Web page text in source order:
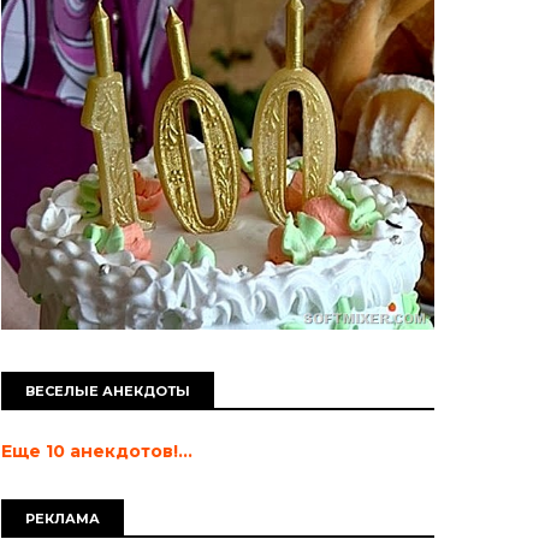
ВЕСЕЛЫЕ АНЕКДОТЫ
Еще 10 анекдотов!...
РЕКЛАМА